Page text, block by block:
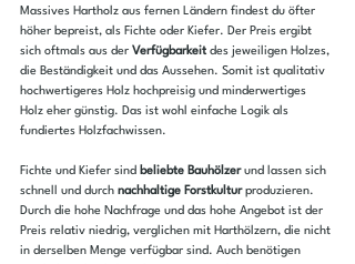
Massives Hartholz aus fernen Ländern findest du öfter
höher bepreist, als Fichte oder Kiefer. Der Preis ergibt
sich oftmals aus der Verfügbarkeit des jeweiligen Holzes,
die Beständigkeit und das Aussehen. Somit ist qualitativ
hochwertigeres Holz hochpreisig und minderwertiges
Holz eher günstig. Das ist wohl einfache Logik als
fundiertes Holzfachwissen.
Fichte und Kiefer sind beliebte Bauhölzer und lassen sich
schnell und durch nachhaltige Forstkultur produzieren.
Durch die hohe Nachfrage und das hohe Angebot ist der
Preis relativ niedrig, verglichen mit Harthölzern, die nicht
in derselben Menge verfügbar sind. Auch benötigen